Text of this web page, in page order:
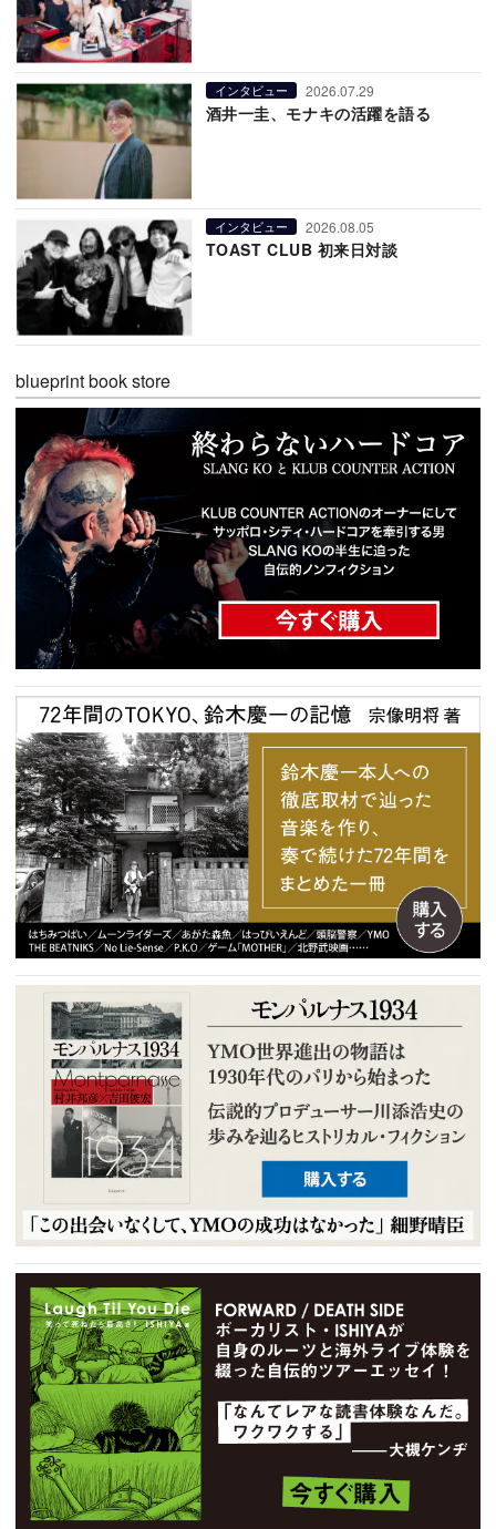
インタビュー 2026.07.29
酒井一圭、モナキの活躍を語る
インタビュー 2026.08.05
TOAST CLUB 初来日対談
blueprint book store